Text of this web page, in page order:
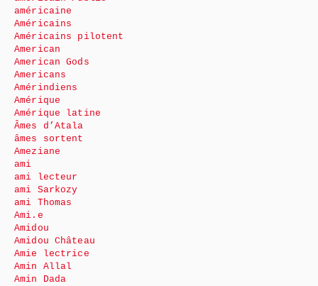
américaine
Américains
Américains pilotent
American
American Gods
Americans
Amérindiens
Amérique
Amérique latine
Âmes d’Atala
âmes sortent
Ameziane
ami
ami lecteur
ami Sarkozy
ami Thomas
Ami.e
Amidou
Amidou Château
Amie lectrice
Amin Allal
Amin Dada